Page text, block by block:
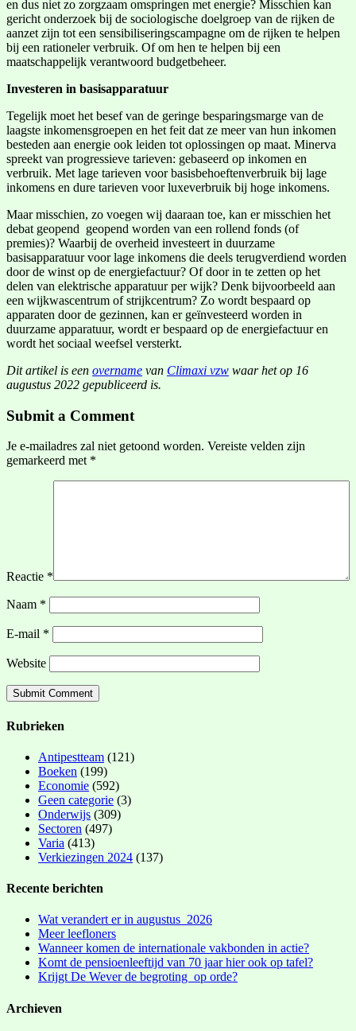
en dus niet zo zorgzaam omspringen met energie? Misschien kan
gericht onderzoek bij de sociologische doelgroep van de rijken de
aanzet zijn tot een sensibiliseringscampagne om de rijken te helpen
bij een rationeler verbruik. Of om hen te helpen bij een
maatschappelijk verantwoord budgetbeheer.
Investeren in basisapparatuur
Tegelijk moet het besef van de geringe besparingsmarge van de
laagste inkomensgroepen en het feit dat ze meer van hun inkomen
besteden aan energie ook leiden tot oplossingen op maat. Minerva
spreekt van progressieve tarieven: gebaseerd op inkomen en
verbruik. Met lage tarieven voor basisbehoeftenverbruik bij lage
inkomens en dure tarieven voor luxeverbruik bij hoge inkomens.
Maar misschien, zo voegen wij daaraan toe, kan er misschien het
debat geopend geopend worden van een rollend fonds (of
premies)? Waarbij de overheid investeert in duurzame
basisapparatuur voor lage inkomens die deels terugverdiend worden
door de winst op de energiefactuur? Of door in te zetten op het
delen van elektrische apparatuur per wijk? Denk bijvoorbeeld aan
een wijkwascentrum of strijkcentrum? Zo wordt bespaard op
apparaten door de gezinnen, kan er geïnvesteerd worden in
duurzame apparatuur, wordt er bespaard op de energiefactuur en
wordt het sociaal weefsel versterkt.
Dit artikel is een overname van Climaxi vzw waar het op 16
augustus 2022 gepubliceerd is.
Submit a Comment
Je e-mailadres zal niet getoond worden. Vereiste velden zijn
gemarkeerd met *
Reactie *
Naam *
E-mail *
Website
Rubrieken
Antipestteam (121)
Boeken (199)
Economie (592)
Geen categorie (3)
Onderwijs (309)
Sectoren (497)
Varia (413)
Verkiezingen 2024 (137)
Recente berichten
Wat verandert er in augustus 2026
Meer leefloners
Wanneer komen de internationale vakbonden in actie?
Komt de pensioenleeftijd van 70 jaar hier ook op tafel?
Krijgt De Wever de begroting op orde?
Archieven